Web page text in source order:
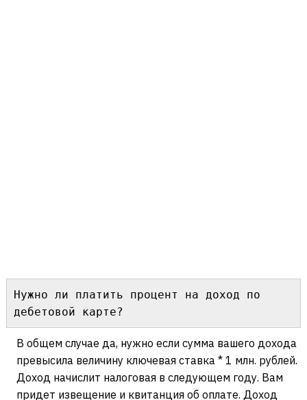
Нужно ли платить процент на доход по
дебетовой карте?
В общем случае да, нужно если сумма вашего дохода
превысила величину ключевая ставка * 1 млн. рублей.
Доход начислит налоговая в следующем году. Вам
придет извещение и квитанция об оплате. Доход